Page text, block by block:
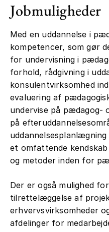
Jobmuligheder
Med en uddannelse i
kompetencer, som gør
for undervisning i
forhold, rådgivning i
konsulentvirksomhed
evaluering af
undervise på pædagog-
på
et omfattende
og metoder inden for
Der er også mulighed
tilrettelæggelse af
erhvervsvirksomheder
afdelinger for